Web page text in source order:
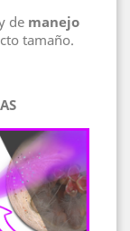
de manejo
tamaño.